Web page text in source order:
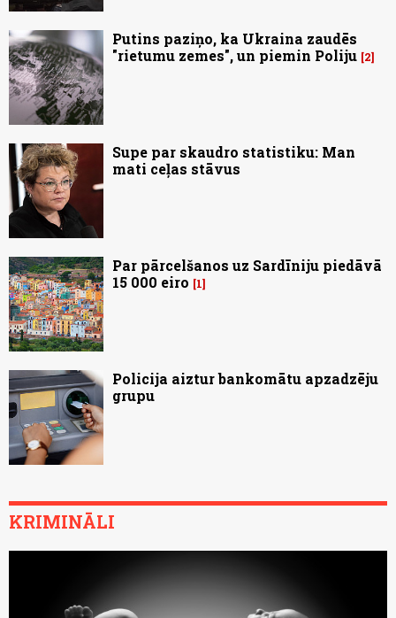
Putins paziņo, ka Ukraina zaudēs
"rietumu zemes", un piemin Poliju 2
Supe par skaudro statistiku: Man
mati ceļas stāvus
Par pārcelšanos uz Sardīniju piedāvā
15 000 eiro
1
Policija aiztur bankomātu apzadzēju
grupu
KRIMINĀLI